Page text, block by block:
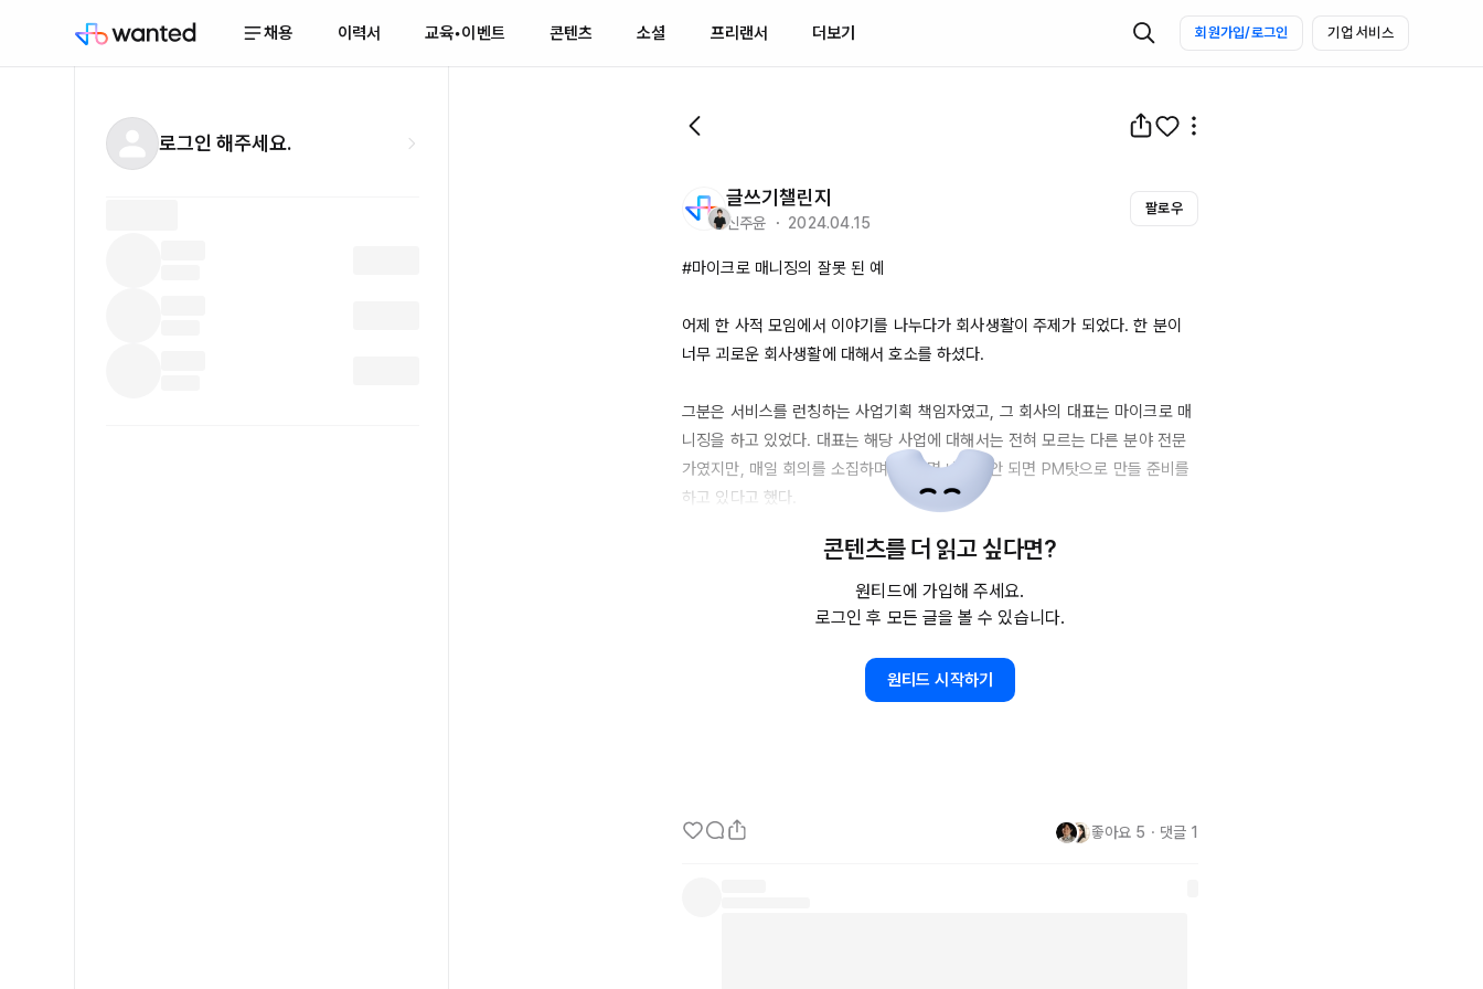
채용 이력서 교육•이벤트 콘텐츠 소셜 프리랜서 더보기 회원가입/로그인 기업 서비스
로그인 해주세요.
글쓰기챌린지
신주윤 ・ 2024.04.15
팔로우
#마이크로 매니징의 잘못 된 예
어제 한 사적 모임에서 이야기를 나누다가 회사생활이 주제가 되었다. 한 분이
너무 괴로운 회사생활에 대해서 호소를 하셨다.
그분은 서비스를 런칭하는 사업기획 책임자였고, 그 회사의 대표는 마이크로 매
니징을 하고 있었다. 대표는 해당 사업에 대해서는 전혀 모르는 다른 분야 전문
가였지만, 매일 회의를 소집하며 잘 되면 내 덕, 안 되면 PM탓으로 만들 준비를
하고 있다고 했다.
만은 커져갔다. 이제 해당 프로젝트의 PM을 포함한 팀원들의 마음은 런칭을 준
비하고 있는 서비스가 성공적이었으면 하는 마음 반, 망했으면 하는 마음 반 이
라고 한다. 과거의 경험으로 빗대어 볼 때, 런칭이 성공하면 대표가 본인의 마이
때문에 차라리 망했으면 좋겠다는 마음, 하지만 내 경력에 성공적인 프로젝트 한
줄을 넣어서 이직을 잘 하려면 서비스 런칭이 성공해야 하는 아이러니한 상황에
마이크로 매니징이 무조건 나쁜 것은 아니다. 그러나 이 케이스는 스폰서와 오너
콘텐츠를 더 읽고 싶다면?
원티드에 가입해 주세요.
로그인 후 모든 글을 볼 수 있습니다.
원티드 시작하기
좋아요 5 ・ 댓글 1